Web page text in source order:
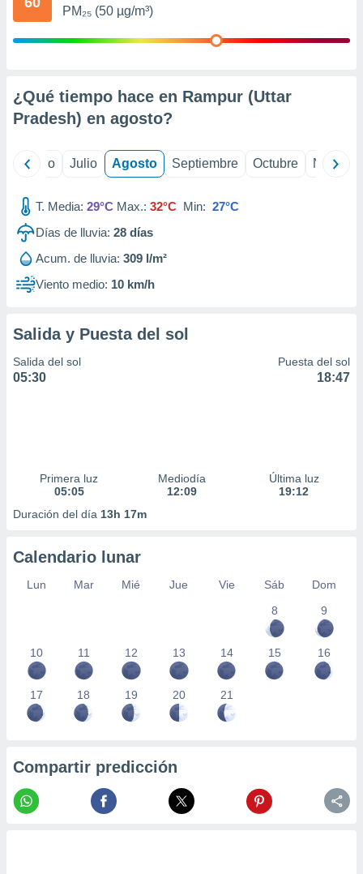
publicidad
1199
PM₂₅ (50 µg/m³)
¿Qué tiempo hace en Rampur (Uttar
Pradesh) en agosto?
Junio Julio Agosto Septiembre Octubre
T. Media: 29°C Max.: 32°C Min: 27°C
Días de lluvia: 28 días
Acum. de lluvia: 309 l/m²
Viento medio: 10 km/h
Salida y Puesta del sol
Salida del sol
05:30
Puesta del sol
18:47
Primera luz
05:05
Mediodía
12:09
Última luz
19:12
Duración del día 13h 17m
Calendario lunar
Lun Mar Mié Jue Vie Sáb
Dom
8
9
10 11 12 13 14 15 16
17 18 19 20 21
Compartir predicción